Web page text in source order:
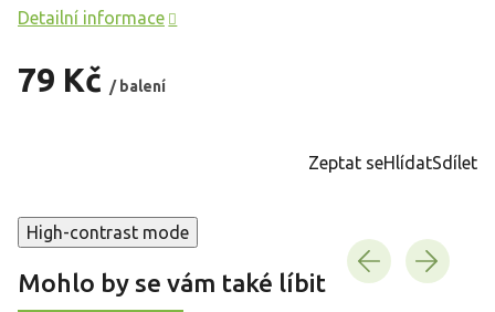
79 Kč / balení
Detailní informace
Zeptat seHlídatSdílet
High-contrast mode
Mohlo by se vám také líbit